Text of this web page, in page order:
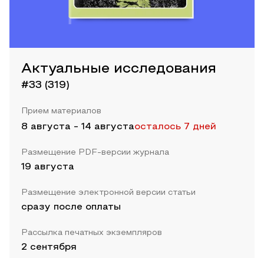
Актуальные исследования
#33 (319)
Прием материалов
8 августа - 14 августаосталось 7 дней
Размещение PDF-версии журнала
19 августа
Размещение электронной версии статьи
сразу после оплаты
Рассылка печатных экземпляров
2 сентября